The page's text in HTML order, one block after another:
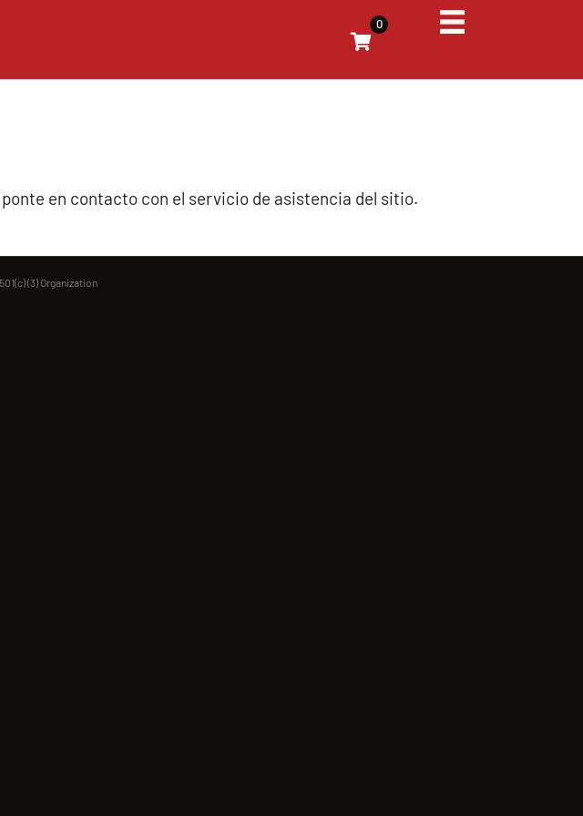
0
en contacto con el servicio de asistencia del sitio.
(3) Organization